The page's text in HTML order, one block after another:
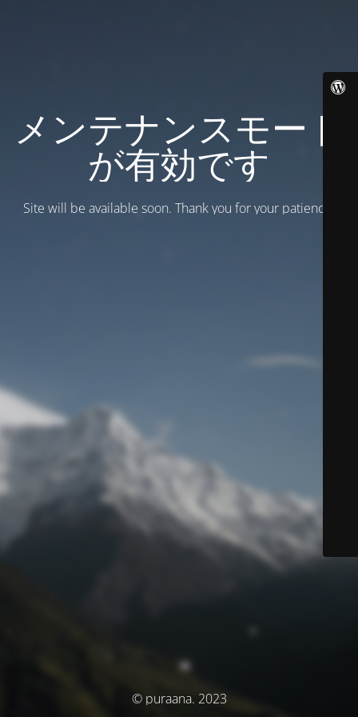
メンテナンスモード
が有効です
Site will be available soon. Thank you for your patience!
© puraana. 2023